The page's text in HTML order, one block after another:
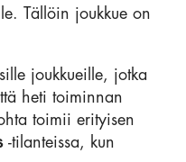
Tällöin joukkue on
joukkueille, jotka
heti toiminnan
toimii erityisen
-tilanteissa, kun